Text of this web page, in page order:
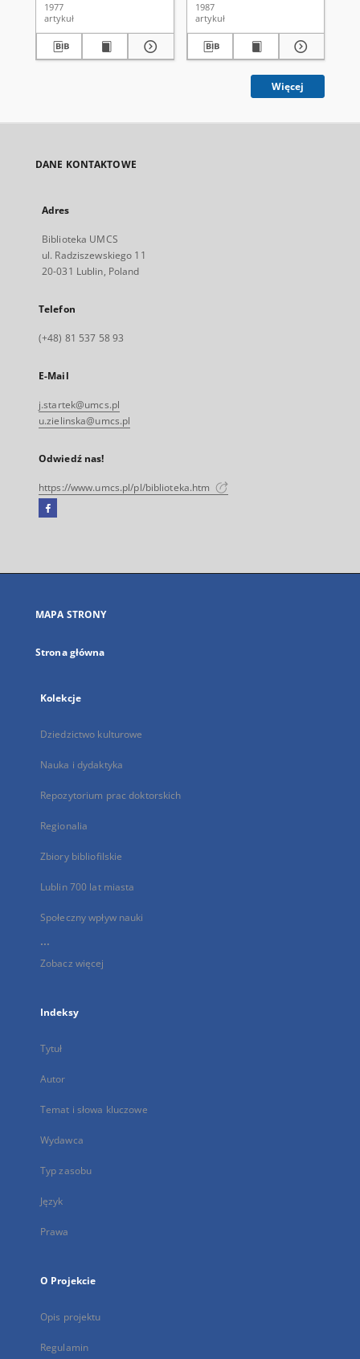
1977
artykuł
1987
artykuł
Więcej
DANE KONTAKTOWE
Adres
Biblioteka UMCS
ul. Radziszewskiego 11
20-031 Lublin, Poland
Telefon
(+48) 81 537 58 93
E-Mail
j.startek@umcs.pl
u.zielinska@umcs.pl
Odwiedź nas!
https://www.umcs.pl/pl/biblioteka.htm
Facebook
się
karcie
MAPA STRONY
Strona główna
Kolekcje
Dziedzictwo kulturowe
Nauka i dydaktyka
Repozytorium prac doktorskich
Regionalia
Zbiory bibliofilskie
Lublin 700 lat miasta
Społeczny wpływ nauki
...
Zobacz więcej
Indeksy
Tytuł
Autor
Temat i słowa kluczowe
Wydawca
Typ zasobu
Język
Prawa
O Projekcie
Opis projektu
Regulamin